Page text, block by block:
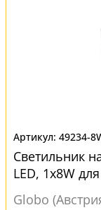
49234-
Светильник
LED, 1x8W
Globo